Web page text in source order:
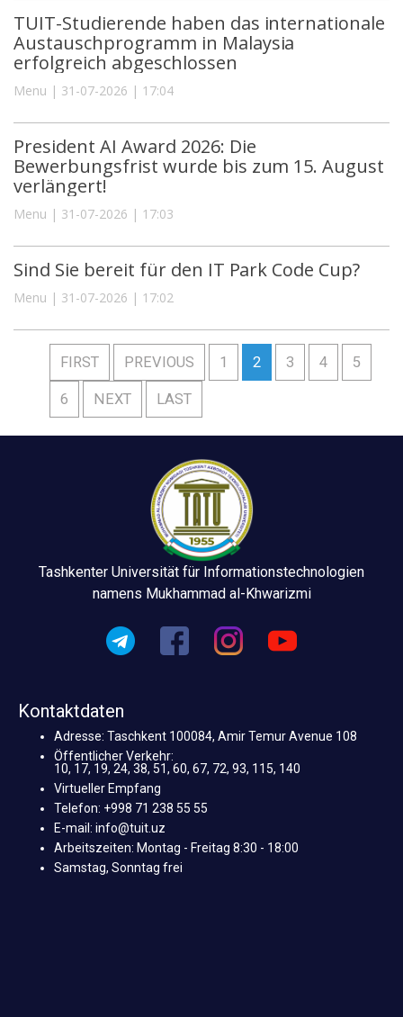
TUIT-Studierende haben das internationale
Austauschprogramm in Malaysia
erfolgreich abgeschlossen
Menu | 31-07-2026 | 17:04
President AI Award 2026: Die
Bewerbungsfrist wurde bis zum 15. August
verlängert!
Menu | 31-07-2026 | 17:03
Sind Sie bereit für den IT Park Code Cup?
Menu | 31-07-2026 | 17:02
FIRST PREVIOUS 1 2 3 4 5
6 NEXT LAST
Tashkenter Universität für Informationstechnologien
namens Mukhammad al-Khwarizmi
Kontaktdaten
Adresse: Taschkent 100084, Amir Temur Avenue 108
Öffentlicher Verkehr:
10, 17, 19, 24, 38, 51, 60, 67, 72, 93, 115, 140
Virtueller Empfang
Telefon: +998 71 238 55 55
E-mail: info@tuit.uz
Arbeitszeiten: Montag - Freitag 8:30 - 18:00
Samstag, Sonntag frei